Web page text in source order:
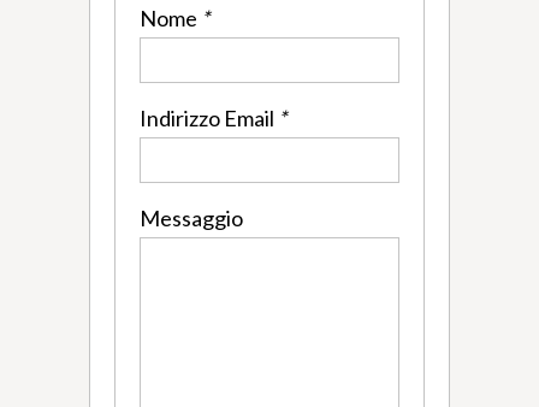
Nome *
Indirizzo Email *
Messaggio